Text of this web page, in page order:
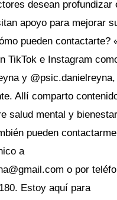
desean profundizar
apoyo para mejorar
pueden contactarte?
TikTok e Instagram
y @psic.danielreyna,
Allí comparto
salud mental y bienestar
pueden
a
o por
Estoy aquí para